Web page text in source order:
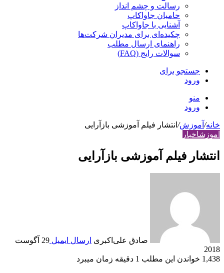
رسالت و چشم انداز
حامیان جاواکاپ
آشنایی با جاواکاپ
چکیده‌ای برای مدیران شرکت‌ها
راهنمای ارسال مطلب
سوالات رایج (FAQ)
جستجو برای
ورود
منو
ورود
خانه/ آموزش/ انتشار فیلم آموزشی بازآرایی
آموزشاخبار
انتشار فیلم آموزشی بازآرایی
صادق علی‌اکبری ارسال ایمیل
29 آگوست
2018
1,438 خواندن این مطلب 1 دقیقه زمان می‎برد